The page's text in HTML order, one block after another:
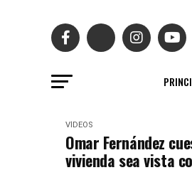
VÍDEOS
Omar Fernández
vivienda sea vista